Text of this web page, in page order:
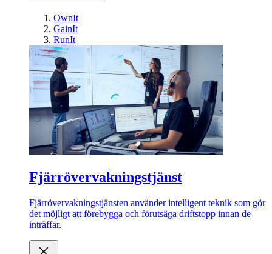
OwnIt
GainIt
RunIt
Fjärrövervakningstjänst
Fjärrövervakningstjänsten använder intelligent teknik som gör
det möjligt att förebygga och förutsäga driftstopp innan de
inträffar.